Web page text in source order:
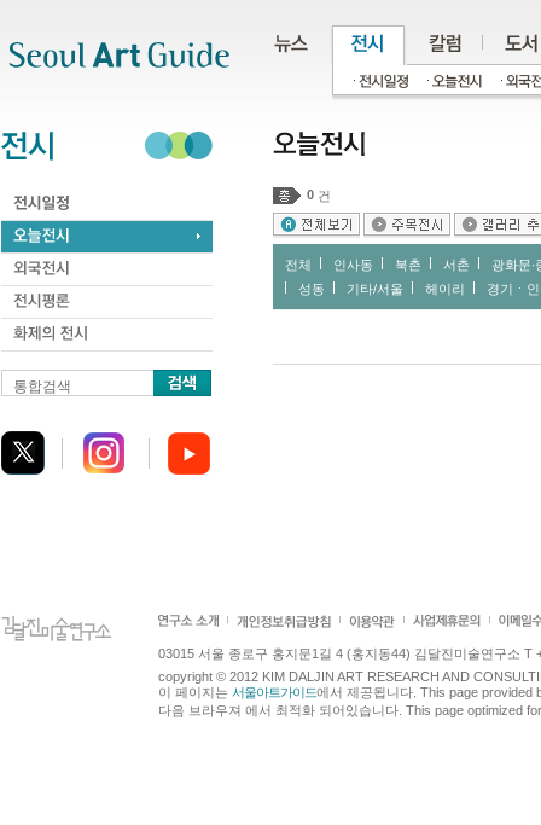
통합검색
0 건
전체 인사동 북촌 서촌
광화문∙
성동
기타/서울 헤이리 경기ㆍ
03015 서울 종로구 홍지문1길 4 (홍지동44) 김달진미술연구소 T
copyright © 2012 KIM DALJIN ART RESEARCH AND
이 페이지는 서울아트가이드에서 제공됩니다. This page provided
다음 브라우져 에서 최적화 되어있습니다. This page optimized